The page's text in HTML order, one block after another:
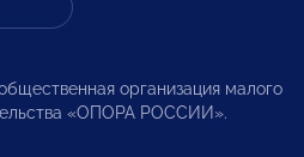
организация малого
«ОПОРА РОССИИ».